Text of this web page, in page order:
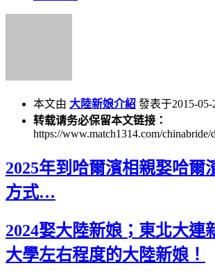
本文由 大陸新娘介紹 發表于2015-05-
转载请务必保留本文链接：
https://www.match1314.com/chinabride/
2025年到哈爾濱相親娶哈爾
方式…
2024娶大陸新娘；東北大連
大學左右程度的大陸新娘！